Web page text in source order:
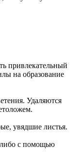
привлекательный
на образование
Удаляются
увядшие листья.
с помощью